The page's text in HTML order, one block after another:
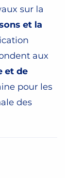
sur la
et la
aux
et de
pour les
des